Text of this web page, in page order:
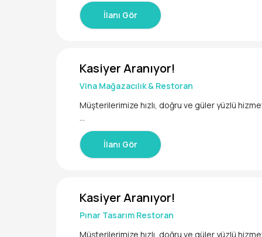
İlanı Gör
Kasiyer Aranıyor!
Vina Mağazacılık & Restoran
Müşterilerimize hızlı, doğru ve güler yüzlü
Sorumluluklar:
-Satış işlemlerini doğru ve hızlı şekilde
-Günlük raporları hazırlamak
İlanı Gör
Kasiyer Aranıyor!
Pınar Tasarım Restoran
Müşterilerimize hızlı, doğru ve güler yüzlü